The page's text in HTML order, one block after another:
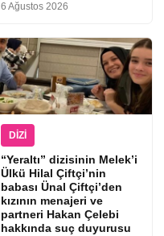
6 Ağustos 2026
DIZI
“Yeraltı” dizisinin Melek’i
Ülkü Hilal Çiftçi’nin
babası Ünal Çiftçi’den
kızının menajeri ve
partneri Hakan Çelebi
hakkında suç duyurusu